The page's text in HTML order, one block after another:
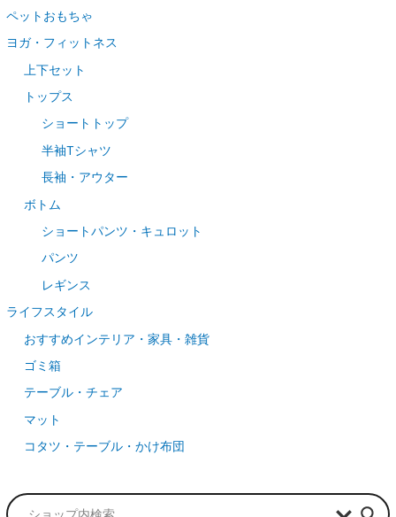
ペットおもちゃ
ヨガ・フィットネス
上下セット
トップス
ショートトップ
半袖Tシャツ
長袖・アウター
ボトム
ショートパンツ・キュロット
パンツ
レギンス
ライフスタイル
おすすめインテリア・家具・雑貨
ゴミ箱
テーブル・チェア
マット
コタツ・テーブル・かけ布団